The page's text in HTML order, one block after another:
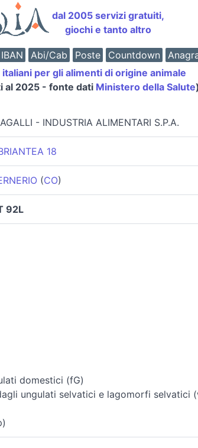
dal 2005 servizi gratuiti,
giochi e tanto altro
Abi/Cab Poste Countdown
per gli alimenti di origine animale
al 2025 - fonte dati Ministero della Salute
- INDUSTRIA ALIMENTARI S.P.A.
18
(CO)
92L
domestici (fG)
ungulati selvatici e lagomorfi selvatici